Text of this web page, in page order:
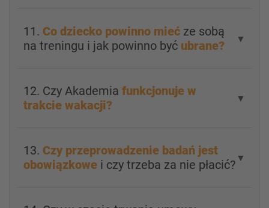
11. Co dziecko powinno mieć ze sobą
na treningu i jak powinno być ubrane? ▼
12. Czy Akademia funkcjonuje w
trakcie wakacji?
▼
13. Czy przeprowadzenie badań jest
obowiązkowe i czy trzeba za nie płacić? ▼